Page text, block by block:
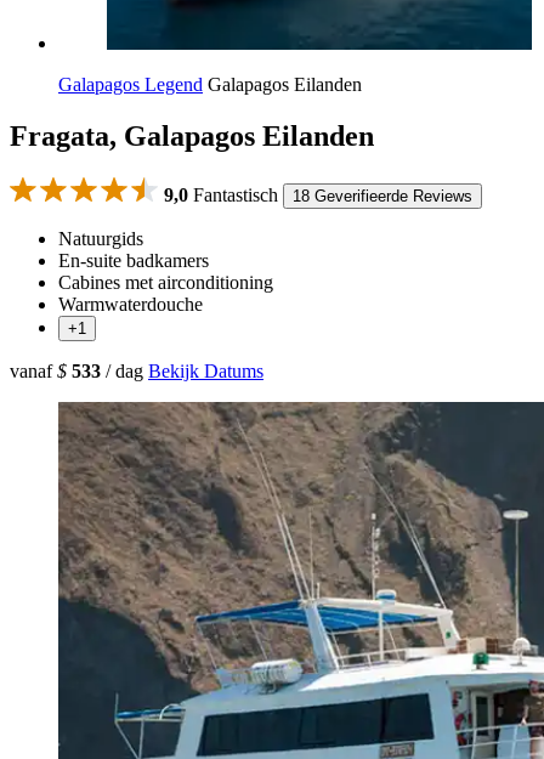
Galapagos Legend Galapagos Eilanden
Fragata, Galapagos Eilanden
9,0 Fantastisch 18 Geverifieerde Reviews
Natuurgids
En-suite badkamers
Cabines met airconditioning
Warmwaterdouche
+1
vanaf$ 533 / dag Bekijk Datums